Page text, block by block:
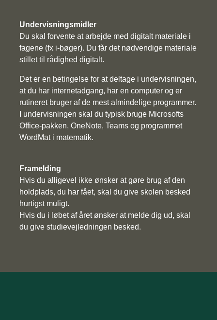
Undervisningsmidler
Du skal forvente at arbejde med digitalt materiale i
fagene (fx i-bøger). Du får det nødvendige materiale
stillet til rådighed digitalt.
Det er en betingelse for at deltage i undervisningen,
at du har internetadgang, har en computer og er
rutineret bruger af de mest almindelige programmer.
I undervisningen skal du typisk bruge Microsofts
Office-pakken, OneNote, Teams og programmet
WordMat i matematik.
Framelding
Hvis du alligevel ikke ønsker at gøre brug af den
holdplads, du har fået, skal du give skolen besked
hurtigst muligt.
Hvis du i løbet af året ønsker at melde dig ud, skal
du give studievejledningen besked.